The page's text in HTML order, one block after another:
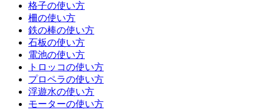
格子の使い方
柵の使い方
鉄の棒の使い方
石板の使い方
電池の使い方
トロッコの使い方
プロペラの使い方
浮遊水の使い方
モーターの使い方